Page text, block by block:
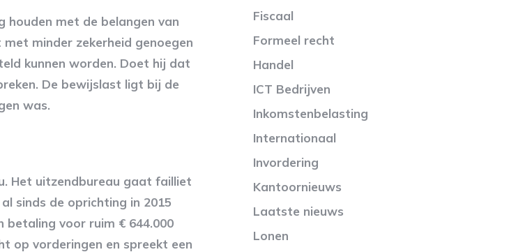
houden met de belangen van
minder zekerheid genoegen
kunnen worden. Doet hij dat
De bewijslast ligt bij de
was.
Het uitzendbureau gaat failliet
sinds de oprichting in 2015
betaling voor ruim € 644.000
op vorderingen en spreekt een
Fiscaal
Formeel recht
Handel
ICT Bedrijven
Inkomstenbelasting
Internationaal
Invordering
Kantoornieuws
Laatste nieuws
Lonen